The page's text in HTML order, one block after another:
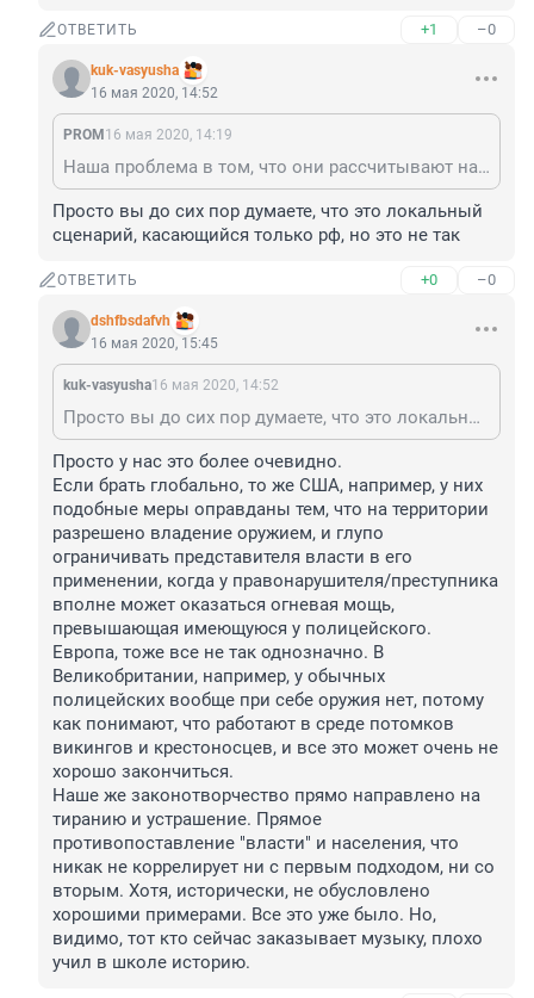
ОТВЕТИТЬ +1 –0
kuk-vasyusha
16 мая 2020, 14:52
PROM 16 мая 2020, 14:19
Наша проблема в том, что они рассчитывают нас пережить.
Просто вы до сих пор думаете, что это локальный
сценарий, касающийся только рф, но это не так
ОТВЕТИТЬ +0 –0
dshfbsdafvh
16 мая 2020, 15:45
kuk-vasyusha16 мая 2020, 14:52
Просто вы до сих пор думаете, что это локальный сценарий, касающийся только рф, но это не так
Просто у нас это более очевидно.
Если брать глобально, то же США, например, у них
подобные меры оправданы тем, что на территории
разрешено владение оружием, и глупо
ограничивать представителя власти в его
применении, когда у правонарушителя/преступника
вполне может оказаться огневая мощь,
превышающая имеющуюся у полицейского.
Европа, тоже все не так однозначно. В
Великобритании, например, у обычных
полицейских вообще при себе оружия нет, потому
как понимают, что работают в среде потомков
викингов и крестоносцев, и все это может очень не
хорошо закончиться.
Наше же законотворчество прямо направлено на
тиранию и устрашение. Прямое
противопоставление "власти" и населения, что
никак не коррелирует ни с первым подходом, ни со
вторым. Хотя, исторически, не обусловлено
хорошими примерами. Все это уже было. Но,
видимо, тот кто сейчас заказывает музыку, плохо
учил в школе историю.